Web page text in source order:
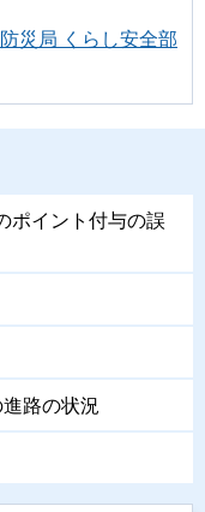
災局 くらし安全部
ポイント付与の誤
路の状況